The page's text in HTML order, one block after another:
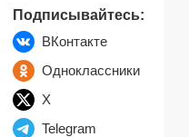
Подписывайтесь:
ВКонтакте
Одноклассники
X
Telegram